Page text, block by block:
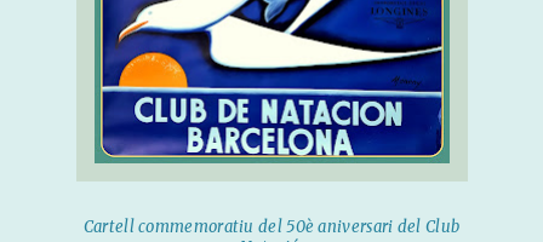
Cartell commemoratiu del 50è aniversari del Club